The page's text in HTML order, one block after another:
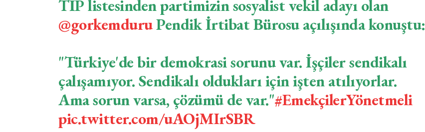
TİP listesinden partimizin sosyalist vekil adayı olan
@gorkemduruPendik İrtibat Bürosu açılışında konuştu:
"Türkiye'de bir demokrasi sorunu var. İşçiler sendikalı
çalışamıyor. Sendikalı oldukları için işten atılıyorlar.
Ama sorun varsa, çözümü de var."#EmekçilerYönetmeli
pic.twitter.com/uAOjMIrSBR